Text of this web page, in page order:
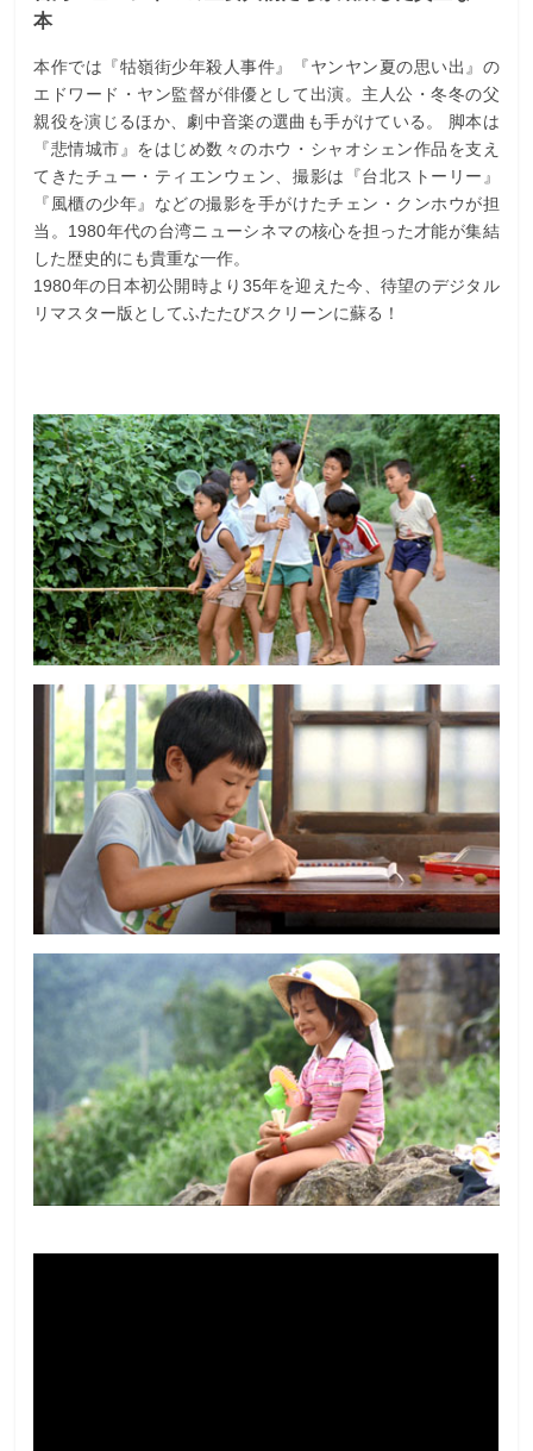
本
本作では『牯嶺街少年殺人事件』『ヤンヤン夏の思い出』の
エドワード・ヤン監督が俳優として出演。主人公・冬冬の父
親役を演じるほか、劇中音楽の選曲も手がけている。 脚本は
『悲情城市』をはじめ数々のホウ・シャオシェン作品を支え
てきたチュー・ティエンウェン、撮影は『台北ストーリー』
『風櫃の少年』などの撮影を手がけたチェン・クンホウが担
当。1980年代の台湾ニューシネマの核心を担った才能が集結
した歴史的にも貴重な一作。
1980年の日本初公開時より35年を迎えた今、待望のデジタル
リマスター版としてふたたびスクリーンに蘇る！